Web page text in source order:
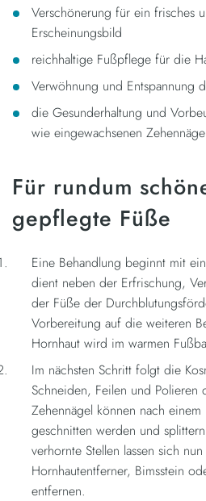
Verschönerung für ein frisches
Erscheinungsbild
reichhaltige Fußpflege für die
Verwöhnung und Entspannung
die Gesunderhaltung und
wie eingewachsenen
Für rundum
gepflegte Füße
Eine Behandlung beginnt mit
dient neben der Erfrischung,
der Füße der
Vorbereitung auf die weiteren
Hornhaut wird im warmen
Im nächsten Schritt folgt die
Schneiden, Feilen und Polieren
Zehennägel können nach
geschnitten werden und
verhornte Stellen lassen sich
Hornhautentferner, Bimsstein
entfernen.